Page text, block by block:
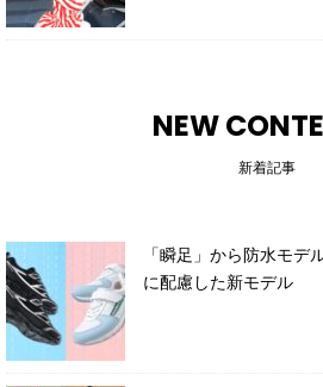
NEW
新着記事
「瞬足」から防水モ
に配慮した新モデル